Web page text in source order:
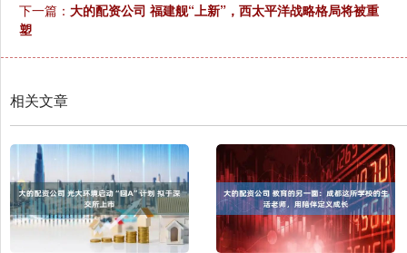
下一篇： 大的配资公司 福建舰“上新”，西太平洋战略格局将被重
塑
相关文章